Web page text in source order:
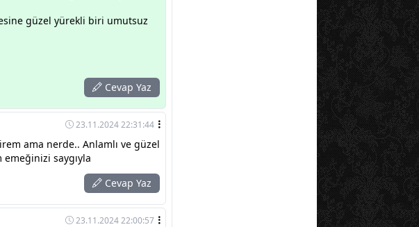
güzel yürekli biri umutsuz
Cevap Yaz
23.11.2024 22:31:44
ama nerde.. Anlamlı ve güzel
saygıyla
Cevap Yaz
23.11.2024 22:00:57